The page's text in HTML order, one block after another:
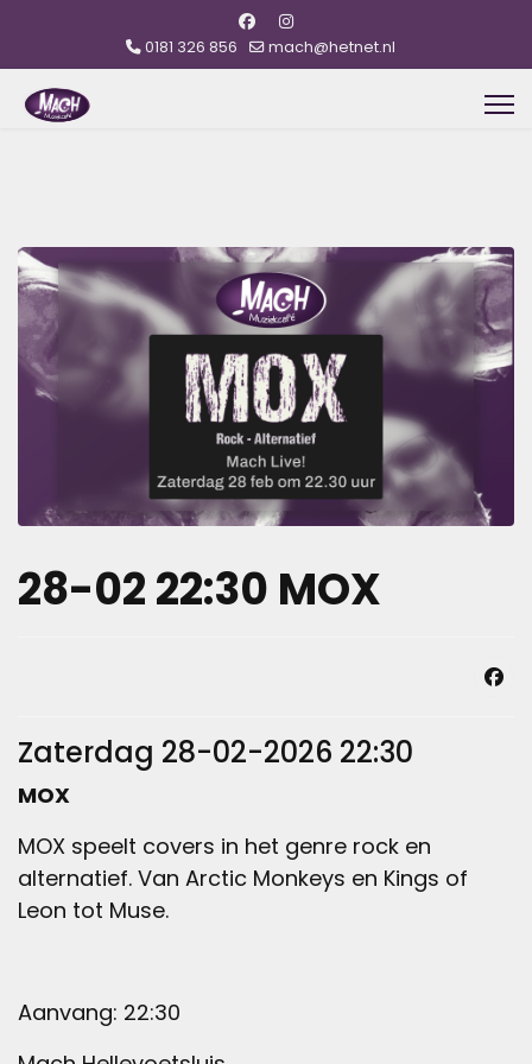
0181 326 856 mach@hetnet.nl
28-02 22:30 MOX
Zaterdag 28-02-2026 22:30
MOX
MOX speelt covers in het genre rock en
alternatief. Van Arctic Monkeys en Kings of
Leon tot Muse.
Aanvang: 22:30